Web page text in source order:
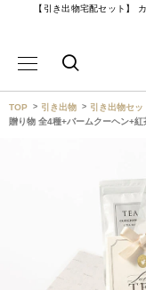
【引き出物宅配セット】
TOP 引き出物 引き出物セッ
贈り物 全4種+バームクーヘン+紅